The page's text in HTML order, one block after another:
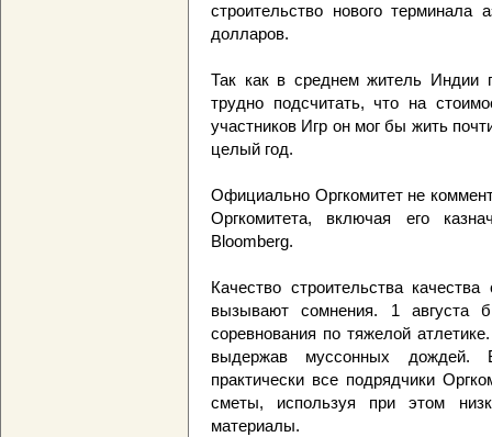
строительство нового
долларов.
Так как в среднем житель Индии
трудно подсчитать, что на
участников Игр он мог бы жить
целый год.
Официально Оргкомитет не
Оргкомитета, включая его
Bloomberg.
Качество строительства
вызывают сомнения. 1 августа
соревнования по тяжелой
выдержав муссонных
практически все подрядчики
сметы, используя при этом
материалы.